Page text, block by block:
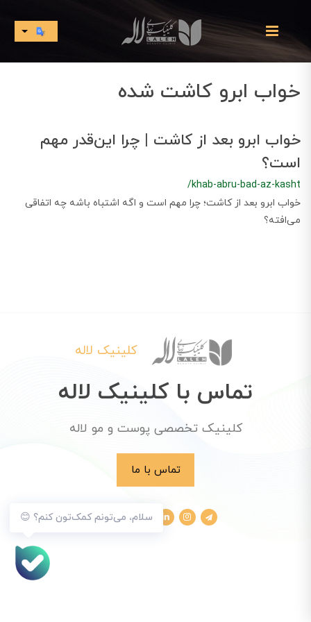
خواب ابرو کاشت شده
خواب ابرو بعد از کاشت | چرا این‌قدر مهم
است؟
/khab-abru-bad-az-kasht
خواب ابرو بعد از کاشت؛ چرا مهم است و اگه اشتباه باشه چه اتفاقی
می‌افته؟
سلام، می‌تونم کمک‌تون کنم؟ 😊
کلینیک لاله
تماس با کلینیک لاله
کلینیک تخصصی پوست و مو لاله
تماس با ما